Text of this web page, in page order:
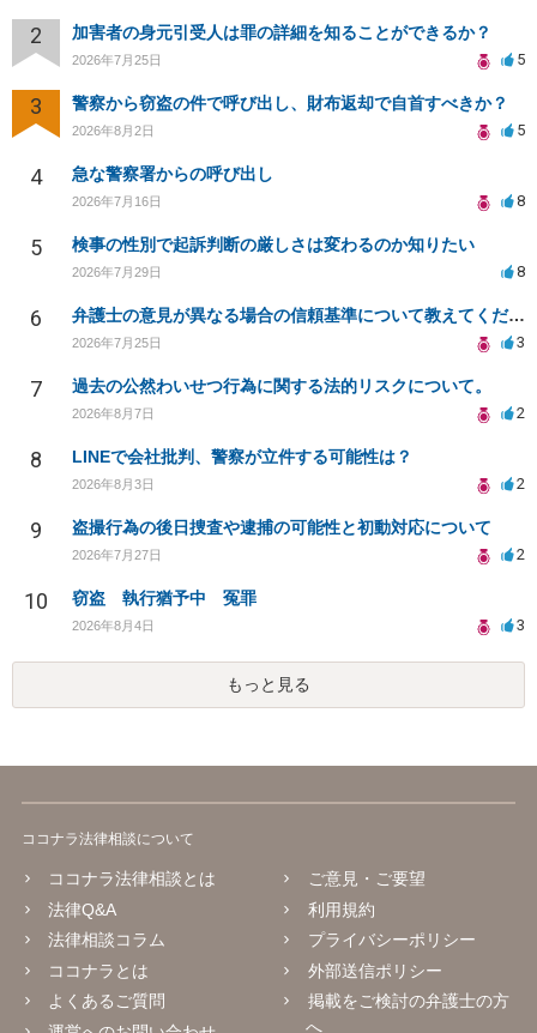
2 加害者の身元引受人は罪の詳細を知ることができるか？
2026年7月25日 5
3 警察から窃盗の件で呼び出し、財布返却で自首すべきか？
2026年8月2日 5
4 急な警察署からの呼び出し
2026年7月16日 8
5 検事の性別で起訴判断の厳しさは変わるのか知りたい
2026年7月29日 8
6 弁護士の意見が異なる場合の信頼基準について教えてください
2026年7月25日 3
7 過去の公然わいせつ行為に関する法的リスクについて。
2026年8月7日 2
8 LINEで会社批判、警察が立件する可能性は？
2026年8月3日 2
9 盗撮行為の後日捜査や逮捕の可能性と初動対応について
2026年7月27日 2
10 窃盗 執行猶予中 冤罪
2026年8月4日 3
もっと見る
ココナラ法律相談について
ココナラ法律相談とは
法律Q&A
法律相談コラム
ココナラとは
よくあるご質問
ご意見・ご要望
利用規約
プライバシーポリシー
外部送信ポリシー
掲載をご検討の弁護士の方
へ